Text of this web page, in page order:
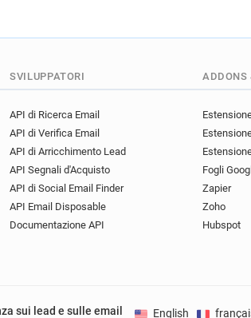
SVILUPPATORI
API di Ricerca Email
API di Verifica Email
API di Arricchimento Lead
API Segnali d'Acquisto
API di Social Email Finder
API Email Disposable
Documentazione API
ADDONS
Fogli
Zapier
Zoho
Hubspot
sui lead e sulle email
English